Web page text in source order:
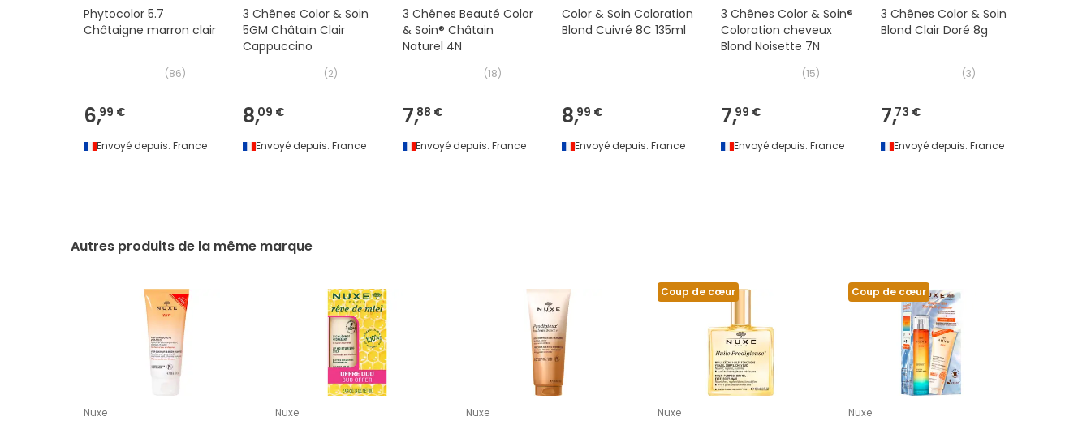
Phytocolor 5.7
Châtaigne marron clair
(86)
6,99 €
Envoyé depuis: France
3 Chênes Color & Soin
5GM Châtain Clair
Cappuccino
(2)
8,09 €
Envoyé depuis: France
3 Chênes Beauté Color
& Soin® Châtain
Naturel 4N
(18)
7,88 €
Envoyé depuis: France
Color & Soin Coloration
Blond Cuivré 8C 135ml
8,99 €
Envoyé depuis: France
3 Chênes Color & Soin®
Coloration cheveux
Blond Noisette 7N
(15)
7,99 €
Envoyé depuis: France
3 Chênes Color & Soin
Blond Clair Doré 8g
(3)
7,73 €
Envoyé depuis: France
Autres produits de la même marque
Nuxe Nuxe Nuxe
Coup de cœur
Nuxe
Coup de cœur
Nuxe